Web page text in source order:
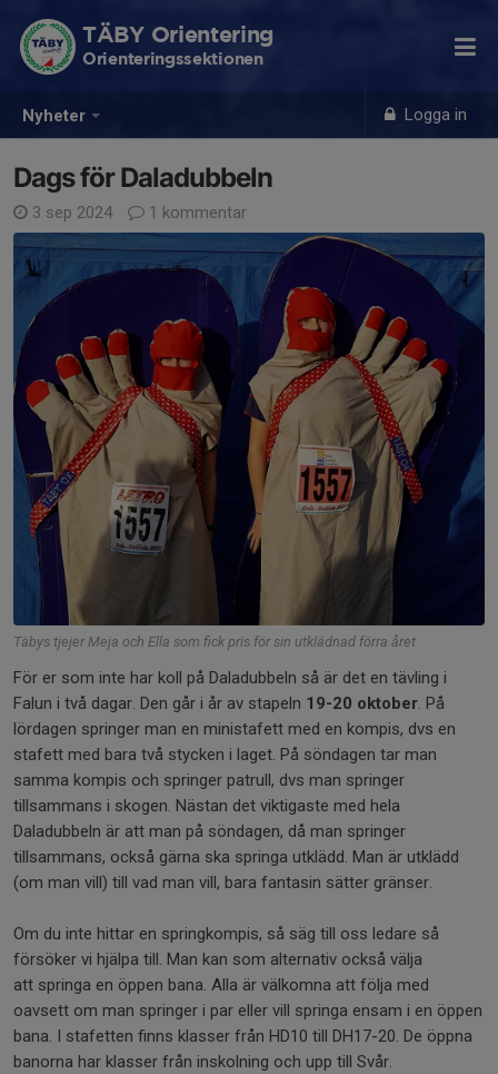
Nyheter Logga in
TÄBY Orientering
Orienteringssektionen
Dags för Daladubbeln
3 sep 2024 1 kommentar
Täbys tjejer Meja och Ella som fick pris för sin utklädnad förra året
För er som inte har koll på Daladubbeln så är det en tävling i
Falun i två dagar. Den går i år av stapeln 19-20 oktober. På
lördagen springer man en ministafett med en kompis, dvs en
stafett med bara två stycken i laget. På söndagen tar man
samma kompis och springer patrull, dvs man springer
tillsammans i skogen. Nästan det viktigaste med hela
Daladubbeln är att man på söndagen, då man springer
tillsammans, också gärna ska springa utklädd. Man är utklädd
(om man vill) till vad man vill, bara fantasin sätter gränser.
Om du inte hittar en springkompis, så säg till oss ledare så
försöker vi hjälpa till. Man kan som alternativ också välja
att springa en öppen bana. Alla är välkomna att följa med
oavsett om man springer i par eller vill springa ensam i en öppen
bana. I stafetten finns klasser från HD10 till DH17-20. De öppna
banorna har klasser från inskolning och upp till Svår.